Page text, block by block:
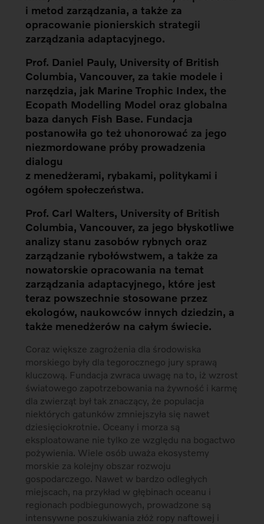
i metod zarządzania, a także za
opracowanie pionierskich strategii
zarządzania adaptacyjnego.
Prof. Daniel Pauly, University of British
Columbia, Vancouver, za takie modele i
narzędzia, jak Marine Trophic Index, the
Ecopath Modelling Model oraz globalna
baza danych Fish Base. Fundacja
postanowiła go też uhonorować za jego
niezmordowane próby prowadzenia
dialogu
z menedżerami, rybakami, politykami i
ogółem społeczeństwa.
Prof. Carl Walters, University of British
Columbia, Vancouver, za jego błyskotliwe
analizy stanu zasobów rybnych oraz
zarządzanie rybołówstwem, a także za
nowatorskie opracowania na temat
zarządzania adaptacyjnego, które jest
teraz powszechnie stosowane przez
ekologów, naukowców innych dziedzin, a
także menedżerów na całym świecie.
Coraz większe zagrożenia dla środowiska
morskiego były dla tegorocznego jury sprawą
kluczową. Fundacja zwraca uwagę na to, iż wzrost
światowego zapotrzebowania na żywność i karmę
dla zwierząt był tak znaczący, że populacja
niektórych gatunków zmniejszyła się nawet
dziesięciokrotnie. Oceany i morza są
eksploatowane nie tylko ze względu na bogactwo
pożywienia. Wiele osób uważa ekosystemy
morskie za kolejny obszar rozwoju
gospodarczego. Nawet w bardzo odległych
miejscach, na przykład w głębinach oceanu i
regionach podbiegunowych, prowadzone są
intensywne poszukiwania złóż ropy naftowej i